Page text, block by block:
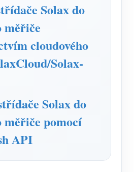
solárního FV systému
elektřiny
ohřívače
Solax do
cloudového
Solax-
Solax do
pomocí
API